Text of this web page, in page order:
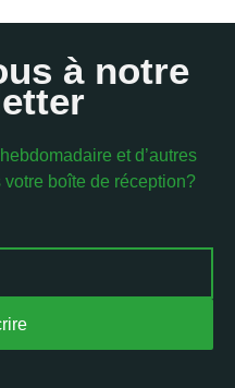
à notre
et d’autres
boîte de réception?